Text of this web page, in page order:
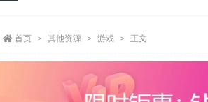
首页 其他资源 游戏 正文